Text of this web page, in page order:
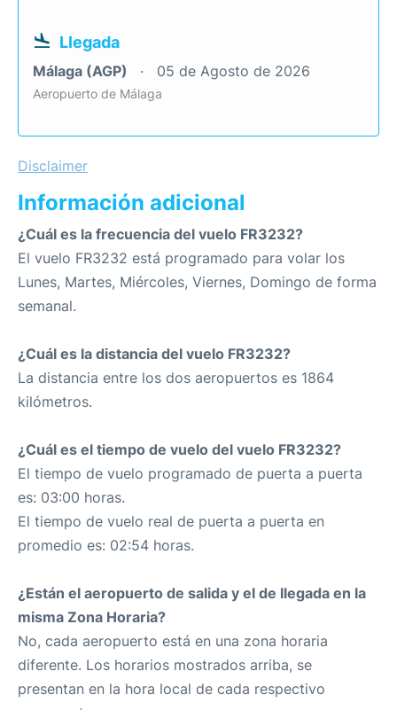
Llegada
Málaga (AGP) 05 de Agosto de 2026
Aeropuerto de Málaga
Disclaimer
Información adicional
¿Cuál es la frecuencia del vuelo FR3232?
El vuelo FR3232 está programado para volar los
Lunes, Martes, Miércoles, Viernes, Domingo de forma
semanal.
¿Cuál es la distancia del vuelo FR3232?
La distancia entre los dos aeropuertos es 1864
kilómetros.
¿Cuál es el tiempo de vuelo del vuelo FR3232?
El tiempo de vuelo programado de puerta a puerta
es: 03:00 horas.
El tiempo de vuelo real de puerta a puerta en
promedio es: 02:54 horas.
¿Están el aeropuerto de salida y el de llegada en la
misma Zona Horaria?
No, cada aeropuerto está en una zona horaria
diferente. Los horarios mostrados arriba, se
presentan en la hora local de cada respectivo